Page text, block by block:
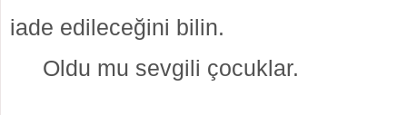
iade edileceğini bilin.
Oldu mu sevgili çocuklar.